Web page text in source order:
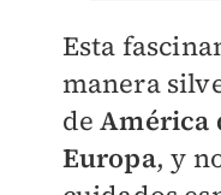
Esta
manera
deAmérica
Europa, y